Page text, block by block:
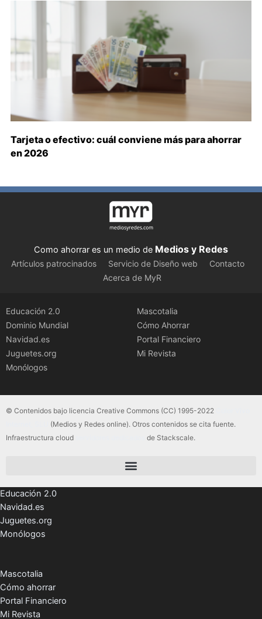
Tarjeta o efectivo: cuál conviene más para ahorrar
en 2026
Como ahorrar es un medio de Medios y Redes
Artículos patrocinados Servicio de Diseño web
Contacto
Acerca de MyR
Educación 2.0
Dominio Mundial
Navidad.es
Juguetes.org
Monólogos
Mascotalia
Cómo Ahorrar
Portal Financiero
Mi Revista
© Contenidos bajo licencia Creative Commons (CC) 1995-2022
(Medios y Redes online). Otros contenidos se cita fuente.
Infraestructura cloud
de Stackscale.
Educación 2.0
Navidad.es
Juguetes.org
Monólogos
Mascotalia
Cómo ahorrar
Portal Financiero
Mi Revista